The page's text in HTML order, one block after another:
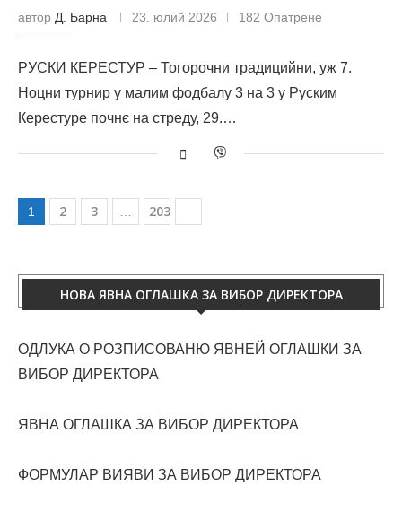
автор Д. Барна 23. юлий 2026 182 Опатрене
РУСКИ КЕРЕСТУР – Тогорочни традицийни, уж 7.
Ноцни турнир у малим фодбалу 3 на 3 у Руским
Керестуре почнє на стреду, 29.…
1 2 3 203
НОВА ЯВНА ОГЛАШКА ЗА ВИБОР ДИРЕКТОРА
ОДЛУКА О РОЗПИСОВАНЮ ЯВНЕЙ ОГЛАШКИ ЗА
ВИБОР ДИРЕКТОРА
ЯВНА ОГЛАШКА ЗА ВИБОР ДИРЕКТОРА
ФОРМУЛАР ВИЯВИ ЗА ВИБОР ДИРЕКТОРА